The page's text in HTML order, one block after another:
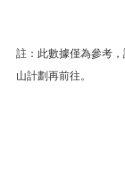
註：此數據僅為參考
山計劃再前往。